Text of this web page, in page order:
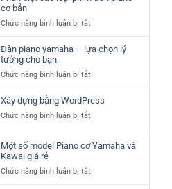
cơ bản
Chức năng bình luận bị tắtở
biệt
piano
cơ
Đàn piano yamaha – lựa chọn lý
tưởng cho bạn
Chức năng bình luận bị tắtở
piano
–
chọn
tưởng
Xây dựng bằng WordPress
Chức năng bình luận bị tắtở
bằng
Một số model Piano cơ Yamaha và
Kawai giá rẻ
Chức năng bình luận bị tắtở